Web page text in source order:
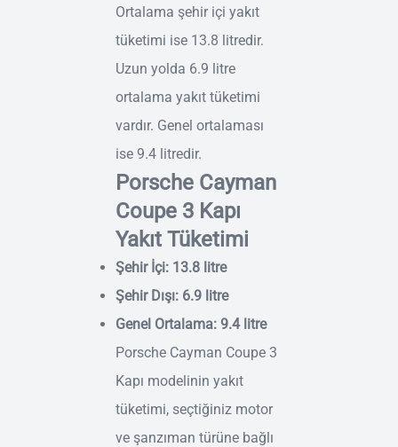
Ortalama şehir içi yakıt
tüketimi ise 13.8 litredir.
Uzun yolda 6.9 litre
ortalama yakıt tüketimi
vardır. Genel ortalaması
ise 9.4 litredir.
Porsche Cayman
Coupe 3 Kapı
Yakıt Tüketimi
Şehir İçi: 13.8 litre
Şehir Dışı: 6.9 litre
Genel Ortalama: 9.4 litre
Porsche Cayman Coupe 3
Kapı modelinin yakıt
tüketimi, seçtiğiniz motor
ve şanzıman türüne bağlı